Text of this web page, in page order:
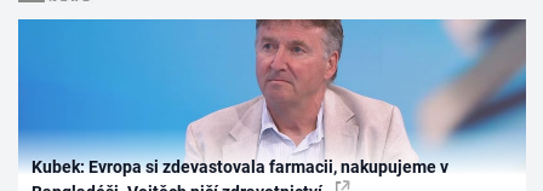
Kubek: Evropa si zdevastovala farmacii, nakupujeme v